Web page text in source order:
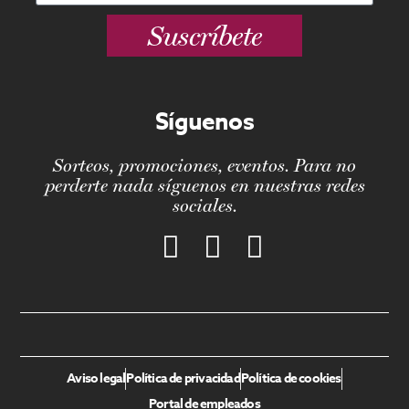
Suscríbete
Síguenos
Sorteos, promociones, eventos. Para no
perderte nada síguenos en nuestras redes
sociales.
Aviso legalPolítica de privacidadPolítica de cookies
Portal de empleados